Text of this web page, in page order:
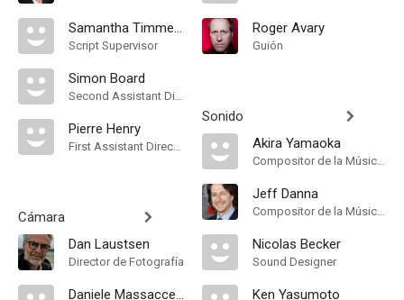
Samantha Timmerman
Script Supervisor
Simon Board
Second Assistant Director
Pierre Henry
First Assistant Director
Cámara
Dan Laustsen
Director de Fotografía
Daniele Massaccesi
Roger Avary
Guión
Sonido
Akira Yamaoka
Compositor de la Música Original, Música
Jeff Danna
Compositor de la Música Original
Nicolas Becker
Sound Designer
Ken Yasumoto